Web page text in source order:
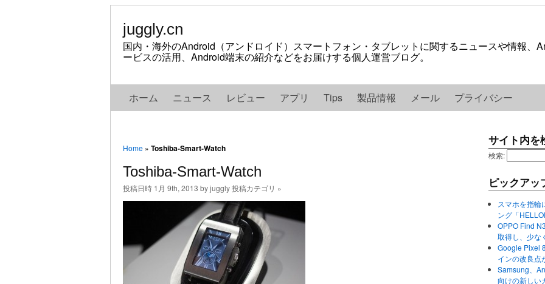
juggly.cn
国内・海外のAndroid（アンドロイド）スマートフォン・タブレットに関するニュースや情報、
ービスの活用、Android端末の紹介などをお届けする個人運営ブログ。
ホーム ニュース レビュー アプリ Tips 製品情報 メール プライバシー
Home » Toshiba-Smart-Watch
Toshiba-Smart-Watch
投稿日時 1月 9th, 2013 by juggly 投稿カテゴリ »
サイト内を
検索:
ピックアッ
スマホを指輪
ング「
OPPO Find
取得し、少な
Google Pixel
インの改良点
Samsung、
向けの新しい